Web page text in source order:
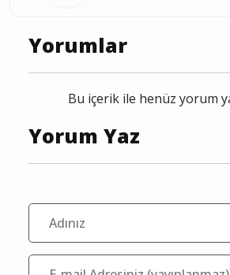
Yorumlar
Bu içerik ile henüz yorum
Yorum Yaz